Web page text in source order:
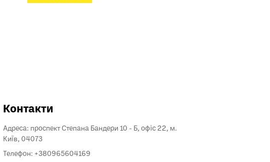
Контакти
Адреса: проспект Степана Бандери 10 - Б, офіс 22, м.
Київ, 04073
Телефон: +380965604169